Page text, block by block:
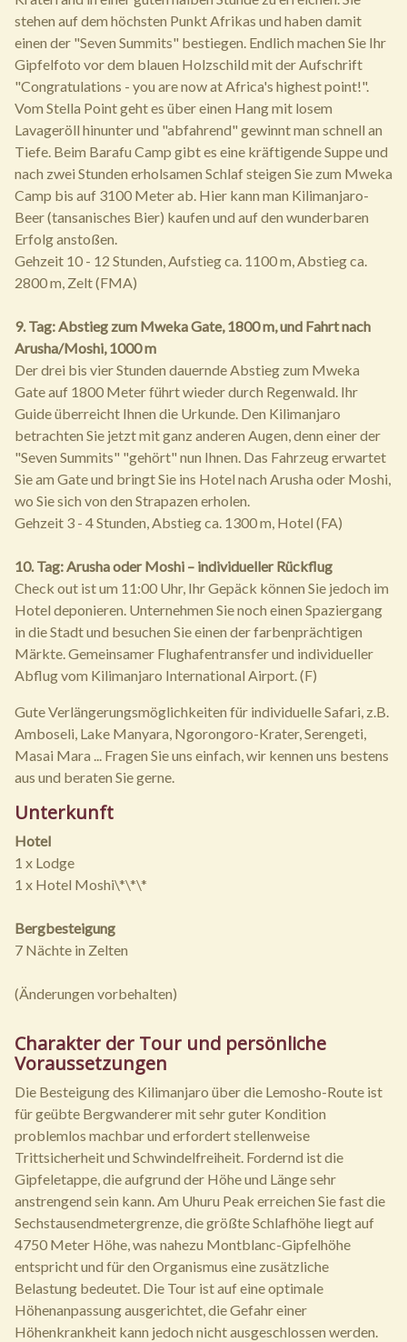
stehen auf dem höchsten Punkt Afrikas und haben damit
einen der "Seven Summits" bestiegen. Endlich machen Sie Ihr
Gipfelfoto vor dem blauen Holzschild mit der Aufschrift
"Congratulations - you are now at Africa's highest point!".
Vom Stella Point geht es über einen Hang mit losem
Lavageröll hinunter und "abfahrend" gewinnt man schnell an
Tiefe. Beim Barafu Camp gibt es eine kräftigende Suppe und
nach zwei Stunden erholsamen Schlaf steigen Sie zum Mweka
Camp bis auf 3100 Meter ab. Hier kann man Kilimanjaro-
Beer (tansanisches Bier) kaufen und auf den wunderbaren
Erfolg anstoßen.
Gehzeit 10 - 12 Stunden, Aufstieg ca. 1100 m, Abstieg ca.
2800 m, Zelt (FMA)
9. Tag: Abstieg zum Mweka Gate, 1800 m, und Fahrt nach
Arusha/Moshi, 1000 m
Der drei bis vier Stunden dauernde Abstieg zum Mweka
Gate auf 1800 Meter führt wieder durch Regenwald. Ihr
Guide überreicht Ihnen die Urkunde. Den Kilimanjaro
betrachten Sie jetzt mit ganz anderen Augen, denn einer der
"Seven Summits" "gehört" nun Ihnen. Das Fahrzeug erwartet
Sie am Gate und bringt Sie ins Hotel nach Arusha oder Moshi,
wo Sie sich von den Strapazen erholen.
Gehzeit 3 - 4 Stunden, Abstieg ca. 1300 m, Hotel (FA)
10. Tag: Arusha oder Moshi – individueller Rückflug
Check out ist um 11:00 Uhr, Ihr Gepäck können Sie jedoch im
Hotel deponieren. Unternehmen Sie noch einen Spaziergang
in die Stadt und besuchen Sie einen der farbenprächtigen
Märkte. Gemeinsamer Flughafentransfer und individueller
Abflug vom Kilimanjaro International Airport. (F)
Gute Verlängerungsmöglichkeiten für individuelle Safari, z.B.
Amboseli, Lake Manyara, Ngorongoro-Krater, Serengeti,
Masai Mara ... Fragen Sie uns einfach, wir kennen uns bestens
aus und beraten Sie gerne.
Unterkunft
Hotel
1 x Lodge
1 x Hotel Moshi\*\*\*
Bergbesteigung
7 Nächte in Zelten
(Änderungen vorbehalten)
Charakter der Tour und persönliche
Voraussetzungen
Die Besteigung des Kilimanjaro über die Lemosho-Route ist
für geübte Bergwanderer mit sehr guter Kondition
problemlos machbar und erfordert stellenweise
Trittsicherheit und Schwindelfreiheit. Fordernd ist die
Gipfeletappe, die aufgrund der Höhe und Länge sehr
anstrengend sein kann. Am Uhuru Peak erreichen Sie fast die
Sechstausendmetergrenze, die größte Schlafhöhe liegt auf
4750 Meter Höhe, was nahezu Montblanc-Gipfelhöhe
entspricht und für den Organismus eine zusätzliche
Belastung bedeutet. Die Tour ist auf eine optimale
Höhenanpassung ausgerichtet, die Gefahr einer
Höhenkrankheit kann jedoch nicht ausgeschlossen werden.